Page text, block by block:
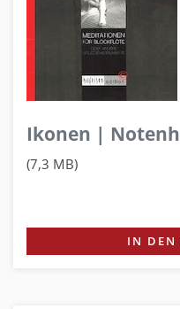
Ikonen |
(7,3 MB)
IN DEN